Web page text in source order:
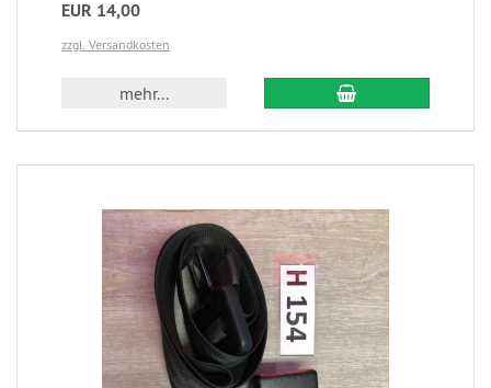
EUR 14,00
zzgl. Versandkosten
mehr...